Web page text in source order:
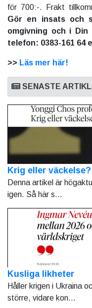
för 700:-. Frakt
Gör en insats och
omgivning och i Din
telefon: 0383-161 64
>> Läs mer här!
SENASTE
Krig eller väckelse?
Denna artikel är
igen. Så här s...
Kusliga likheter
Håller krigen i Ukraina
större, vidare kon...